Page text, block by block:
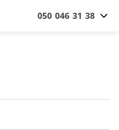
050 046 31 38